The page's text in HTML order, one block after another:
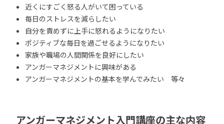
近くにすごく怒る人がいて困っている
毎日のストレスを減らしたい
自分を責めずに上手に怒れるようになりたい
ポジティブな毎日を過ごせるようになりたい
家族や職場の人間関係を良好にしたい
アンガーマネジメントに興味がある
アンガーマネジメントの基本を学んでみたい 等々
アンガーマネジメント入門講座の主な内容